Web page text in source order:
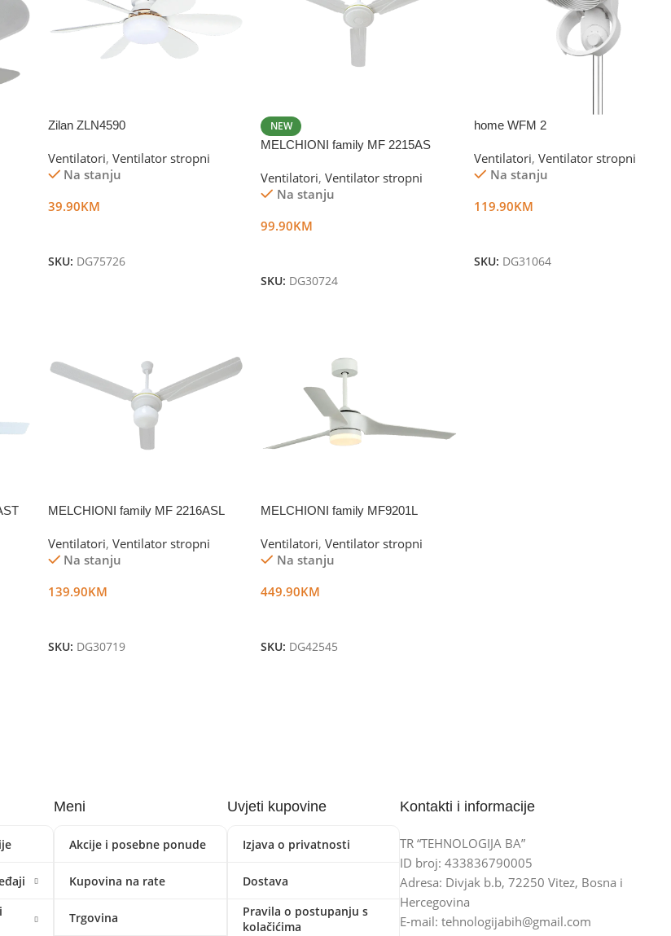
Zilan ZLN4590
Ventilatori, Ventilator stropni
Na stanju
39.90KM
SKU: DG75726
NEW
MELCHIONI family MF 2215AS
Ventilatori, Ventilator stropni
Na stanju
99.90KM
SKU: DG30724
home WFM 2
Ventilatori, Ventilator stropni
Na stanju
119.90KM
SKU: DG31064
MELCHIONI family MF 2216ASL
Ventilatori, Ventilator stropni
Na stanju
139.90KM
SKU: DG30719
MELCHIONI family MF9201L
Ventilatori, Ventilator stropni
Na stanju
449.90KM
SKU: DG42545
Meni
Akcije i posebne ponude
Kupovina na rate
Trgovina
Uvjeti kupovine
Izjava o privatnosti
Dostava
Pravila o postupanju s
kolačićima
Kontakti i informacije
TR “TEHNOLOGIJA BA”
ID broj: 433836790005
Adresa: Divjak b.b, 72250 Vitez, Bosna i
Hercegovina
E-mail: tehnologijabih@gmail.com